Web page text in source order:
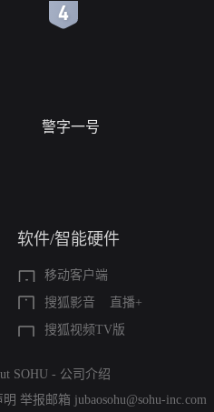
警字一号
软件/智能硬件
移动客户端
搜狐影音
直播+
搜狐视频TV版
SOHU - 公司介绍
举报邮箱 jubaosohu@sohu-inc.com